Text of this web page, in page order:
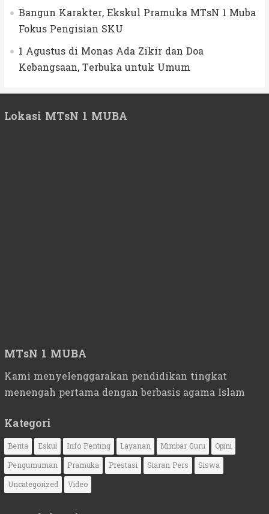
Bangun Karakter, Ekskul Pramuka MTsN 1 Muba
Fokus Pengisian SKU
1 Agustus di Monas Ada Zikir dan Doa
Kebangsaan, Terbuka untuk Umum
Lokasi MTsN 1 MUBA
MTsN 1 MUBA
Kami menyelenggarakan pendidikan tingkat
menengah pertama dengan berbasis agama Islam
Kategori
Berita Eskul Info Penting Layanan Mimbar Guru
Opini
Pengumuman
Pramuka Prestasi Siaran Pers
Siswa
Uncategorized
Video